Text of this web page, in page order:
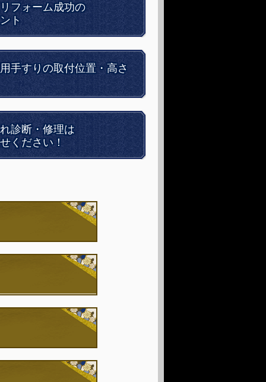
フォーム成功の
ト
手すりの取付位置・高さ
診断・修理は
ください！